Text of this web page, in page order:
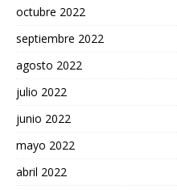
octubre 2022
septiembre 2022
agosto 2022
julio 2022
junio 2022
mayo 2022
abril 2022